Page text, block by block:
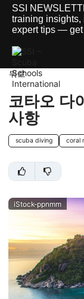
SSI
training insights,
expert tips — get
뒤로
코타오 다
사항
scuba diving coral
iStock-ppnmm